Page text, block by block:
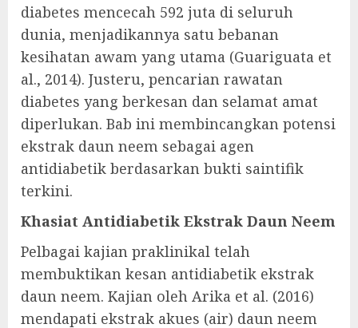
diabetes mencecah 592 juta di seluruh
dunia, menjadikannya satu bebanan
kesihatan awam yang utama (Guariguata et
al., 2014). Justeru, pencarian rawatan
diabetes yang berkesan dan selamat amat
diperlukan. Bab ini membincangkan potensi
ekstrak daun neem sebagai agen
antidiabetik berdasarkan bukti saintifik
terkini.
Khasiat Antidiabetik Ekstrak Daun Neem
Pelbagai kajian praklinikal telah
membuktikan kesan antidiabetik ekstrak
daun neem. Kajian oleh Arika et al. (2016)
mendapati ekstrak akues (air) daun neem